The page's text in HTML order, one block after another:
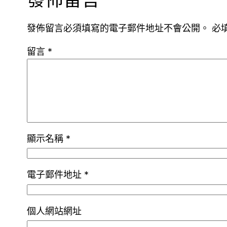
發佈留言必須填寫的電子郵件地址不會公開。 必
留言 *
顯示名稱 *
電子郵件地址 *
個人網站網址